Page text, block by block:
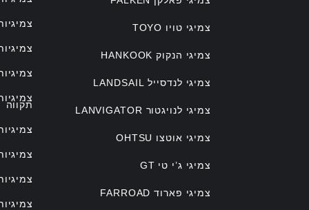
צמיגי טויו TOYO
צמיגי הנקוק HANKOOK
צמיגי לנדסייל LANDSAIL
צמיגי לנויגטור LANVIGATOR
צמיגי אוטצו OHTSU
צמיגי ג’י טי GT
צמיגי פארוד FARROAD
תקווה